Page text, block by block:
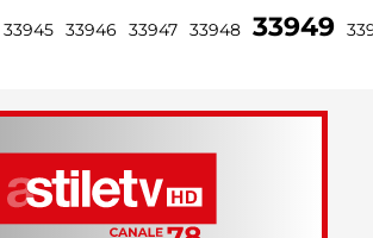
33945 33946 33947 33948 33949